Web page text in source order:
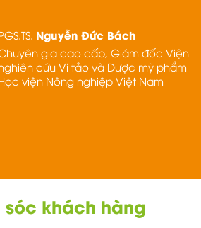
Nguyễn Đức Bách
gia cao cấp, Giám đốc Viện
cứu Vi tảo và Dược mỹ phẩm
viện Nông nghiệp Việt Nam
sóc khách hàng